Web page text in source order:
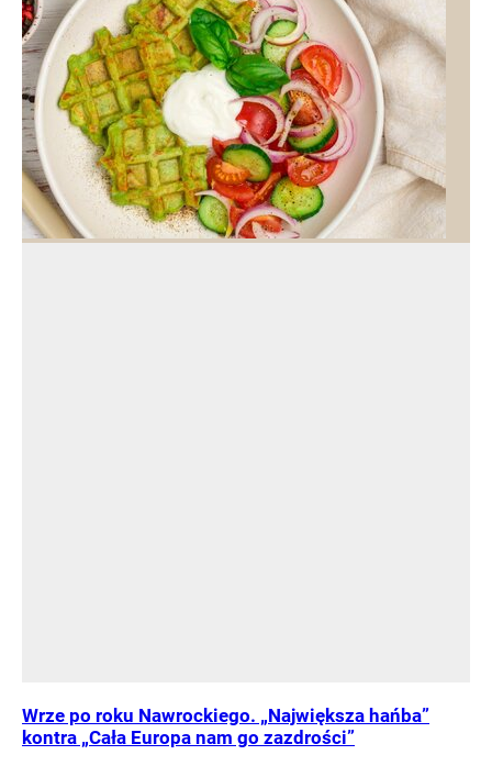
Wrze po roku Nawrockiego. „Największa hańba”
kontra „Cała Europa nam go zazdrości”